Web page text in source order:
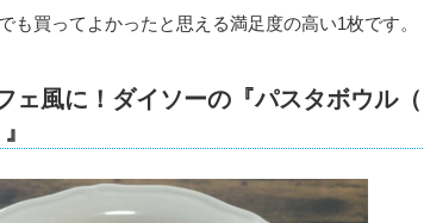
も買ってよかったと思える満足度の高い1枚です。
ェ風に！ダイソーの『パスタボウル